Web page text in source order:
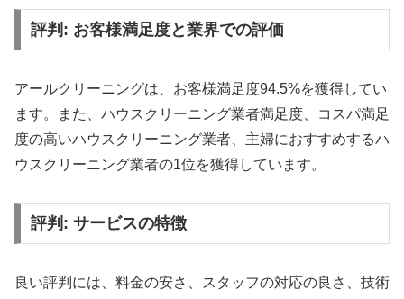
評判: お客様満足度と業界での評価
アールクリーニングは、お客様満足度94.5%を獲得してい
ます。また、ハウスクリーニング業者満足度、コスパ満足
度の高いハウスクリーニング業者、主婦におすすめするハ
ウスクリーニング業者の1位を獲得しています。
評判: サービスの特徴
良い評判には、料金の安さ、スタッフの対応の良さ、技術